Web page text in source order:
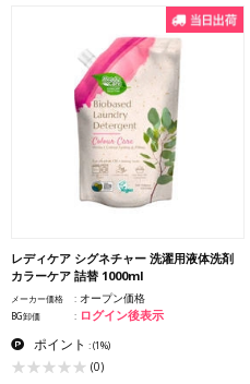
レディケア シグネチャー 洗濯用液体洗剤
カラーケア 詰替 1000ml
メーカー価格 オープン価格
BG卸価 ログイン後表示
ポイント :(1%)
(0)